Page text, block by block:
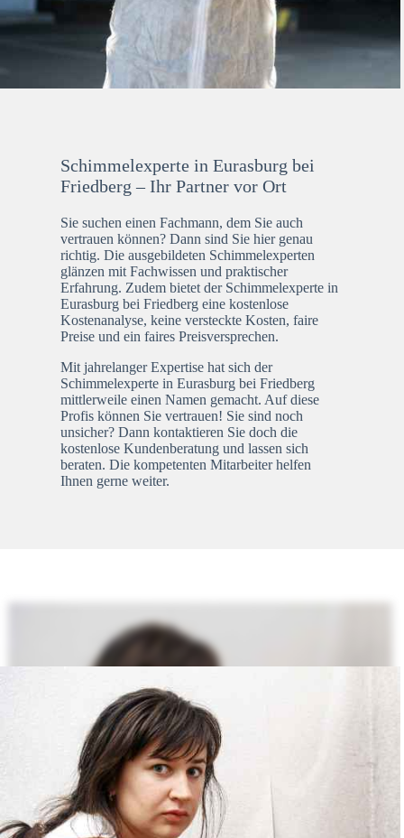
Schimmelexperte in Eurasburg bei
Friedberg – Ihr Partner vor Ort
Sie suchen einen Fachmann, dem Sie auch
vertrauen können? Dann sind Sie hier genau
richtig. Die ausgebildeten Schimmelexperten
glänzen mit Fachwissen und praktischer
Erfahrung. Zudem bietet der Schimmelexperte in
Eurasburg bei Friedberg eine kostenlose
Kostenanalyse, keine versteckte Kosten, faire
Preise und ein faires Preisversprechen.
Mit jahrelanger Expertise hat sich der
Schimmelexperte in Eurasburg bei Friedberg
mittlerweile einen Namen gemacht. Auf diese
Profis können Sie vertrauen! Sie sind noch
unsicher? Dann kontaktieren Sie doch die
kostenlose Kundenberatung und lassen sich
beraten. Die kompetenten Mitarbeiter helfen
Ihnen gerne weiter.